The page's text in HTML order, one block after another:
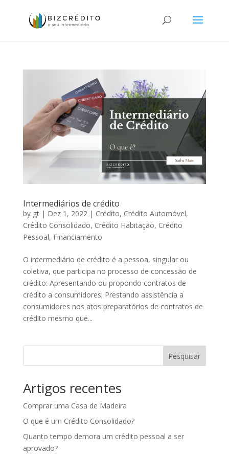
Intermediários de crédito
by gt| Dez 1, 2022| Crédito, Crédito Automóvel,
Crédito Consolidado, Crédito Habitação, Crédito
Pessoal, Financiamento
O intermediário de crédito é a pessoa, singular ou
coletiva, que participa no processo de concessão de
crédito: Apresentando ou propondo contratos de
crédito a consumidores; Prestando assistência a
consumidores nos atos preparatórios de contratos de
crédito mesmo que...
Pesquisar
Artigos recentes
Comprar uma Casa de Madeira
O que é um Crédito Consolidado?
Quanto tempo demora um crédito pessoal a ser
aprovado?